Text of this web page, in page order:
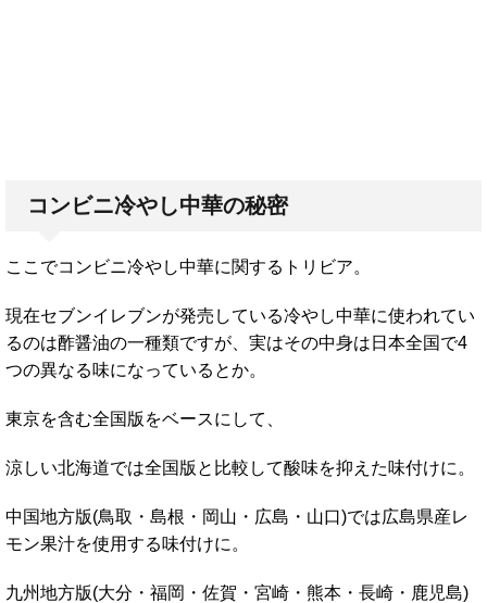
コンビニ冷やし中華の秘密
ここでコンビニ冷やし中華に関するトリビア。
現在セブンイレブンが発売している冷やし中華に使われてい
るのは酢醤油の一種類ですが、実はその中身は日本全国で4
つの異なる味になっているとか。
東京を含む全国版をベースにして、
涼しい北海道では全国版と比較して酸味を抑えた味付けに。
中国地方版(鳥取・島根・岡山・広島・山口)では広島県産レ
モン果汁を使用する味付けに。
九州地方版(大分・福岡・佐賀・宮崎・熊本・長崎・鹿児島)